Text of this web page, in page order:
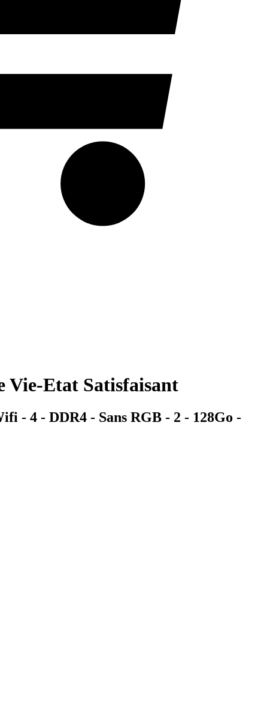
Vie-Etat Satisfaisant
- 4 - DDR4 - Sans RGB - 2 - 128Go -